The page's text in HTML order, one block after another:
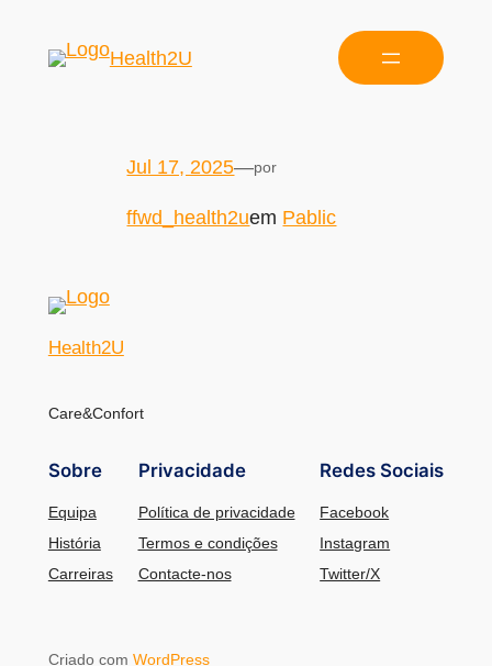
Health2U
Jul 17, 2025—por
ffwd_health2uem Pablic
Health2U
Care&Confort
Sobre
Equipa
História
Carreiras
Privacidade
Política de privacidade
Termos e condições
Contacte-nos
Redes Sociais
Facebook
Instagram
Twitter/X
Criado com WordPress